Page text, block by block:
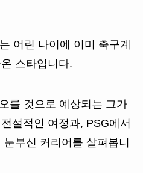
어린 나이에 이미 축구계
스타입니다.
를 것으로 예상되는 그가
설적인 여정과, PSG에서
부신 커리어를 살펴봅니